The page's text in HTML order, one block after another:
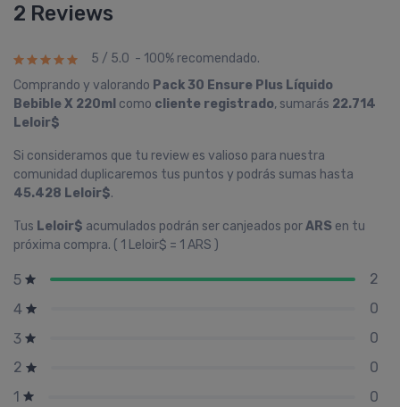
2 Reviews
5 / 5.0 - 100% recomendado.
Comprando y valorando Pack 30 Ensure Plus Lí­quido
Bebible X 220ml como cliente registrado, sumarás 22.714
Leloir$
Si consideramos que tu review es valioso para nuestra
comunidad duplicaremos tus puntos y podrás sumas hasta
45.428 Leloir$.
Tus Leloir$ acumulados podrán ser canjeados porARS en tu
próxima compra. ( 1 Leloir$ = 1 ARS )
5
2
4
0
3
0
2
0
1
0